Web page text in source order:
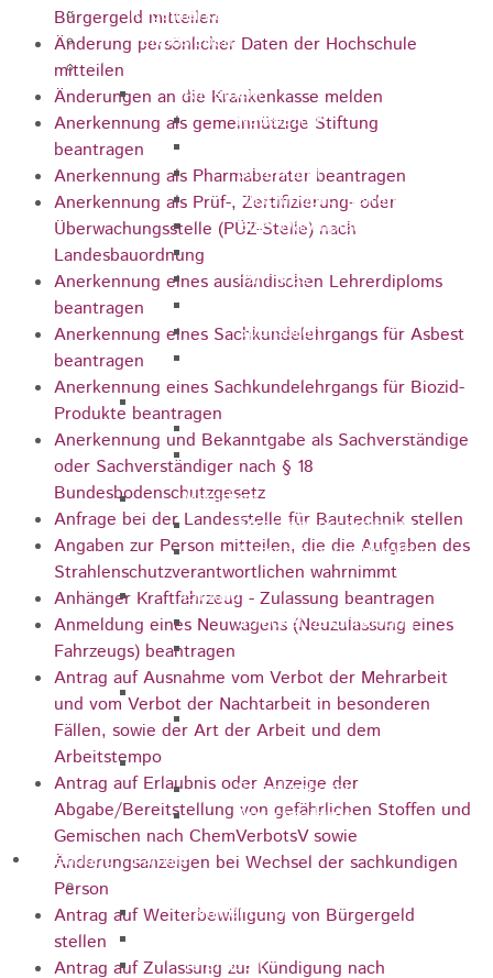
Kugelmarkt
Vereinsleben
Allgemein
Newsletter
Unterkunft
Duschmöglichkeiten
Bike Waschplatz
Palmares
Sponsoren
Streckenbeschreibung
Ausschreibung
Marathon
Streckenbeschreibung
Ausschreibung Marathon
Enduro
Streckenbeschreibung
Pumptrack
Ausschreibung
Streckenbeschreibung
Ausschreibung
Bildung / Familie
Familienbüro
Tafelladen
Bürgergeld mitteilen
Änderung persönlicher Daten der Hochschule
mitteilen
Änderungen an die Krankenkasse melden
Anerkennung als gemeinnützige Stiftung
beantragen
Anerkennung als Pharmaberater beantragen
Anerkennung als Prüf-, Zertifizierung- oder
Überwachungsstelle (PÜZ-Stelle) nach
Landesbauordnung
Anerkennung eines ausländischen Lehrerdiploms
beantragen
Anerkennung eines Sachkundelehrgangs für Asbest
beantragen
Anerkennung eines Sachkundelehrgangs für Biozid-
Produkte beantragen
Anerkennung und Bekanntgabe als Sachverständige
oder Sachverständiger nach § 18
Bundesbodenschutzgesetz
Anfrage bei der Landesstelle für Bautechnik stellen
Angaben zur Person mitteilen, die die Aufgaben des
Strahlenschutzverantwortlichen wahrnimmt
Anhänger Kraftfahrzeug - Zulassung beantragen
Anmeldung eines Neuwagens (Neuzulassung eines
Fahrzeugs) beantragen
Antrag auf Ausnahme vom Verbot der Mehrarbeit
und vom Verbot der Nachtarbeit in besonderen
Fällen, sowie der Art der Arbeit und dem
Arbeitstempo
Antrag auf Erlaubnis oder Anzeige der
Abgabe/Bereitstellung von gefährlichen Stoffen und
Gemischen nach ChemVerbotsV sowie
Änderungsanzeigen bei Wechsel der sachkundigen
Person
Antrag auf Weiterbewilligung von Bürgergeld
stellen
Antrag auf Zulassung zur Kündigung nach